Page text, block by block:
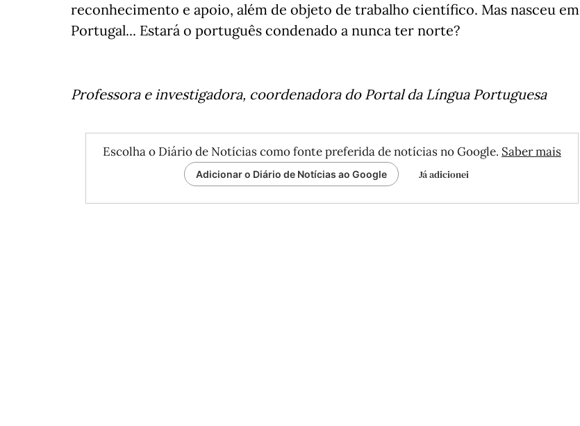
reconhecimento e apoio, além de objeto de trabalho científico. Mas nasceu em
Portugal... Estará o português condenado a nunca ter norte?
Professora e investigadora, coordenadora do Portal da Língua Portuguesa
Escolha o Diário de Notícias como fonte preferida de notícias no Google. Saber mais
Adicionar o Diário de Notícias ao Google Já adicionei